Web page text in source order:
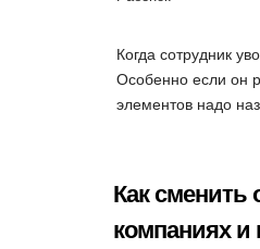
Когда сотрудник
Особенно если он
элементов надо
Как сменить
компаниях